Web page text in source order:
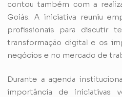
contou também com a
Goiás. A iniciativa reuniu
profissionais para discutir
transformação digital e os
negócios e no mercado de
Durante a agenda
importância de iniciativas